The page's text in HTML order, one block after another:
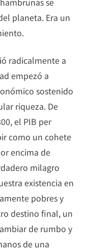
planeta. Era un
radicalmente a
empezó a
sostenido
riqueza. De
el PIB per
como un cohete
encima de
milagro
existencia en
pobres y
destino final, un
de rumbo y
de una